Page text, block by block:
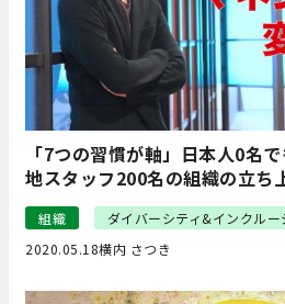
「7つの習慣が軸」日本人0名
地スタッフ200名の組織の立ち
組織
ダイバーシティ&インクルー
2020.05.18横内 さつき